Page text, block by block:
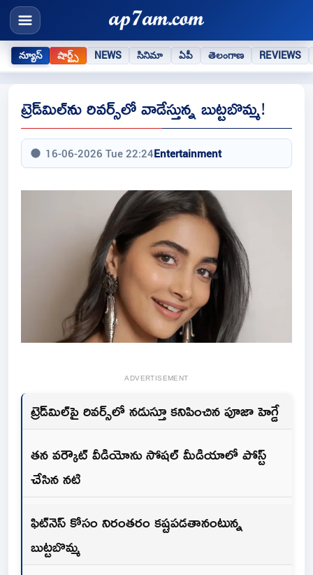
న్యూస్ షార్ట్స్ NEWS సినిమా ఏపీ తెలంగాణ REVIEWS
ట్రెడ్‌మిల్‌ను రివర్స్‌లో వాడేస్తున్న బుట్టబొమ్మ!
16-06-2026 Tue 22:24Entertainment
ADVERTISEMENT
ట్రెడ్‌మిల్‌పై రివర్స్‌లో నడుస్తూ కనిపించిన పూజా హెగ్డే
తన వర్కౌట్ వీడియోను సోషల్ మీడియాలో పోస్ట్
చేసిన నటి
ఫిట్‌నెస్ కోసం నిరంతరం కష్టపడతానంటున్న
బుట్టబొమ్మ